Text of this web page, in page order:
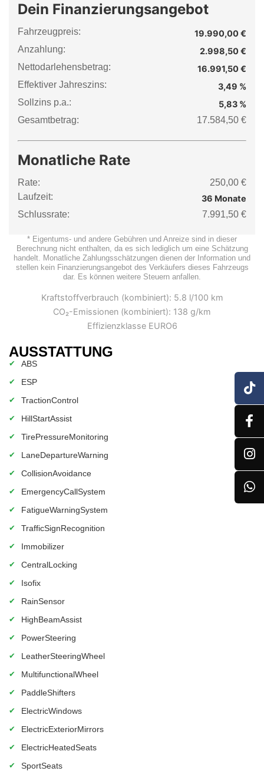
Dein Finanzierungsangebot
Fahrzeugpreis:
19.990,00 €
Anzahlung:
2.998,50 €
Nettodarlehensbetrag:
16.991,50 €
Effektiver Jahreszins:
3,49 %
Sollzins p.a.:
5,83 %
Gesamtbetrag:
17.584,50 €
Monatliche Rate
Rate:
250,00 €
Laufzeit:
36 Monate
Schlussrate:
7.991,50 €
* Eigentums- und andere Gebühren und Anreize sind in dieser
Berechnung nicht enthalten, da es sich lediglich um eine Schätzung
handelt. Monatliche Zahlungsschätzungen dienen der Information und
stellen kein Finanzierungsangebot des Verkäufers dieses Fahrzeugs
dar. Es können weitere Steuern anfallen.
Kraftstoffverbrauch (kombiniert): 5.8 l/100 km
CO₂-Emissionen (kombiniert): 138 g/km
Effizienzklasse EURO6
AUSSTATTUNG
✔ ABS
✔ ESP
✔ TractionControl
✔ HillStartAssist
✔ TirePressureMonitoring
✔ LaneDepartureWarning
✔ CollisionAvoidance
✔ EmergencyCallSystem
✔ FatigueWarningSystem
✔ TrafficSignRecognition
✔ Immobilizer
✔ CentralLocking
✔ Isofix
✔ RainSensor
✔ HighBeamAssist
✔ PowerSteering
✔ LeatherSteeringWheel
✔ MultifunctionalWheel
✔ PaddleShifters
✔ ElectricWindows
✔ ElectricExteriorMirrors
✔ ElectricHeatedSeats
✔ SportSeats